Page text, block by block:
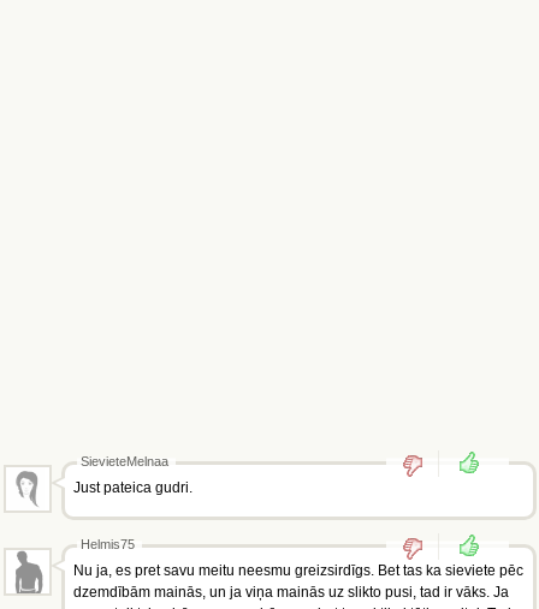
SievieteMelnaa
Just pateica gudri.
Helmis75
Nu ja, es pret savu meitu neesmu greizsirdīgs. Bet tas ka sieviete pēc
dzemdībām mainās, un ja viņa mainās uz slikto pusi, tad ir vāks. Ja